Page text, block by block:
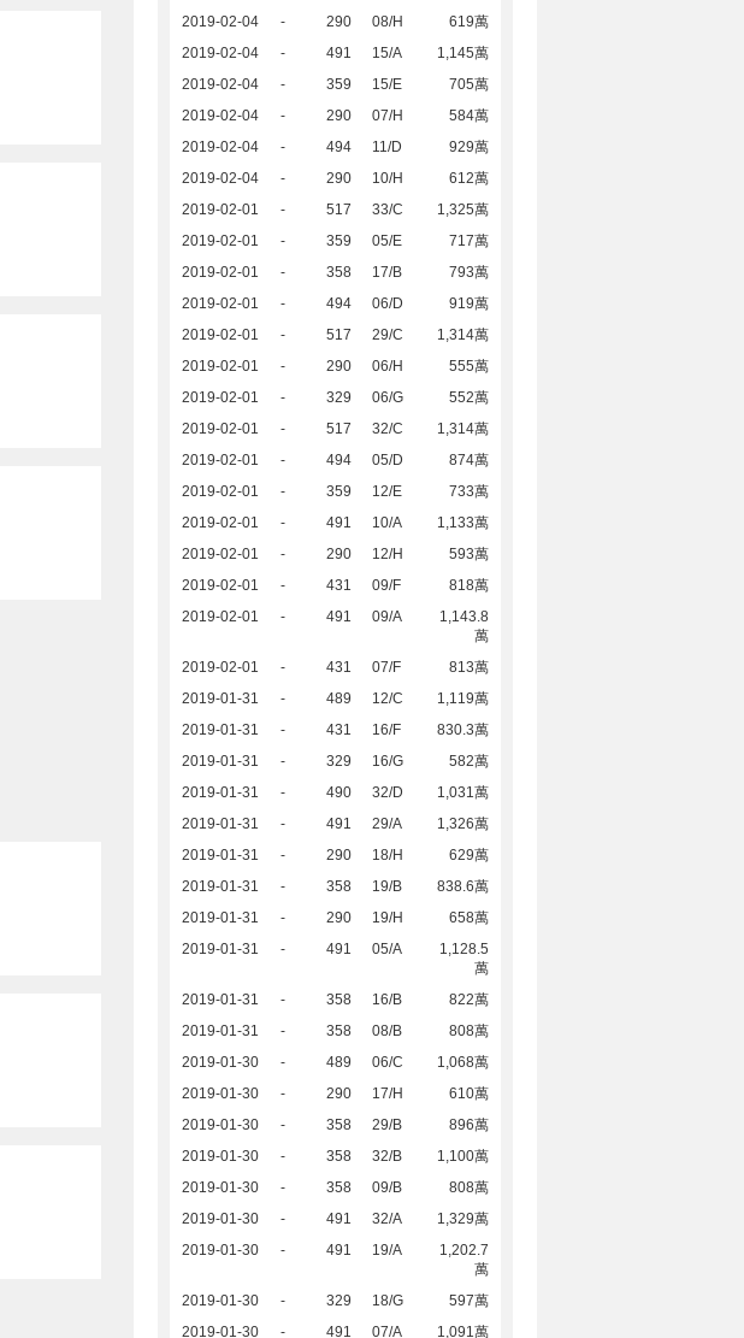
2019-02-04
- 290 08/H
619萬
2019-02-04
- 491 15/A
1,145萬
2019-02-04
- 359 15/E
705萬
2019-02-04
- 290 07/H
584萬
2019-02-04
- 494 11/D
929萬
2019-02-04
- 290 10/H
612萬
2019-02-01
- 517 33/C
1,325萬
2019-02-01
- 359 05/E
717萬
2019-02-01
- 358 17/B
793萬
2019-02-01
- 494 06/D
919萬
2019-02-01
- 517 29/C
1,314萬
2019-02-01
- 290 06/H
555萬
2019-02-01
- 329 06/G
552萬
2019-02-01
- 517 32/C
1,314萬
2019-02-01
- 494 05/D
874萬
2019-02-01
- 359 12/E
733萬
2019-02-01
- 491 10/A
1,133萬
2019-02-01
- 290 12/H
593萬
2019-02-01
- 431 09/F
818萬
2019-02-01
- 491 09/A
1,143.8
萬
2019-02-01
- 431 07/F
813萬
2019-01-31
- 489 12/C
1,119萬
2019-01-31
- 431 16/F
830.3萬
2019-01-31
- 329 16/G
582萬
2019-01-31
- 490 32/D
1,031萬
2019-01-31
- 491 29/A
1,326萬
2019-01-31
- 290 18/H
629萬
2019-01-31
- 358 19/B
838.6萬
2019-01-31
- 290 19/H
658萬
2019-01-31
- 491 05/A
1,128.5
萬
2019-01-31
- 358 16/B
822萬
2019-01-31
- 358 08/B
808萬
2019-01-30
- 489 06/C
1,068萬
2019-01-30
- 290 17/H
610萬
2019-01-30
- 358 29/B
896萬
2019-01-30
- 358 32/B
1,100萬
2019-01-30
- 358 09/B
808萬
2019-01-30
- 491 32/A
1,329萬
2019-01-30
- 491 19/A
1,202.7
萬
2019-01-30
- 329 18/G
597萬
2019-01-30
- 491 07/A 1,091萬